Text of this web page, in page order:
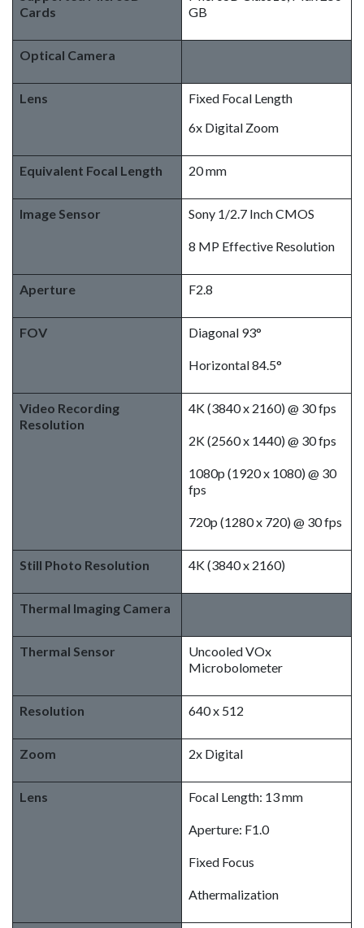
Cards
GB
Optical Camera
Lens
Fixed Focal Length
6x Digital Zoom
Equivalent Focal Length 20 mm
Image Sensor Sony 1/2.7 Inch CMOS
8 MP Effective Resolution
Aperture F2.8
FOV Diagonal 93°
Horizontal 84.5°
Video Recording
Resolution
4K (3840 x 2160) @ 30 fps
2K (2560 x 1440) @ 30 fps
1080p (1920 x 1080) @ 30
fps
720p (1280 x 720) @ 30 fps
Still Photo Resolution 4K (3840 x 2160)
Thermal Imaging Camera
Thermal Sensor
Uncooled VOx
Microbolometer
Resolution 640 x 512
Zoom 2x Digital
Lens Focal Length: 13 mm
Aperture: F1.0
Fixed Focus
Athermalization